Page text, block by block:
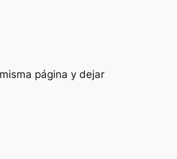
página y dejar